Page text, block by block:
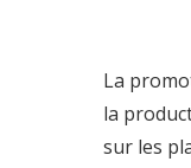
La
la
sur les